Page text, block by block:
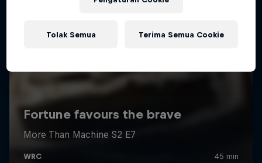
Tolak Semua Terima Semua Cookie